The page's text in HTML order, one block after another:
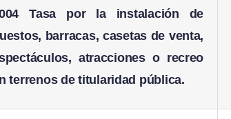
Tasa por la instalación de
barracas, casetas de venta,
atracciones o recreo
terrenos de titularidad pública.